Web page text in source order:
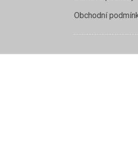
Obchodní